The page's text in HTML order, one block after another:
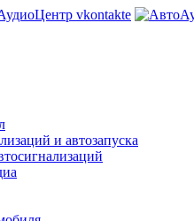
и автозапуска